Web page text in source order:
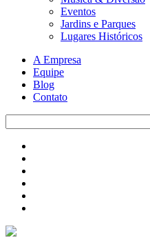
Eventos
Jardins e Parques
Lugares Históricos
A Empresa
Equipe
Blog
Contato